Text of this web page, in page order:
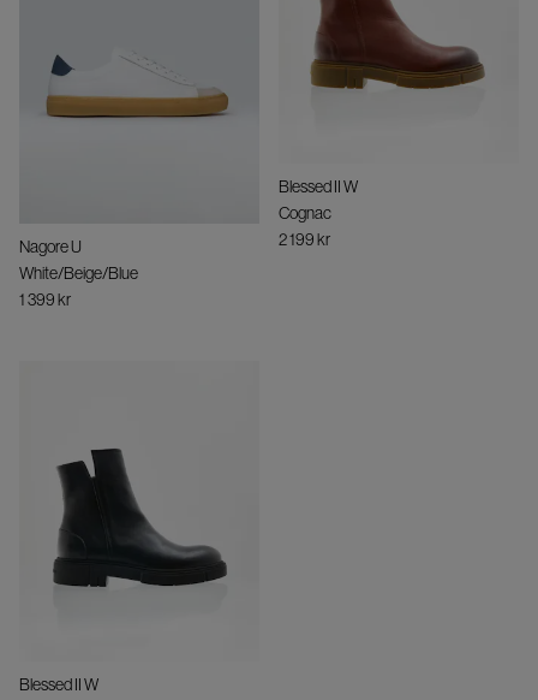
Nagore U
White/Beige/Blue
1 399 kr
Blessed II W
Cognac
2 199 kr
Blessed II W